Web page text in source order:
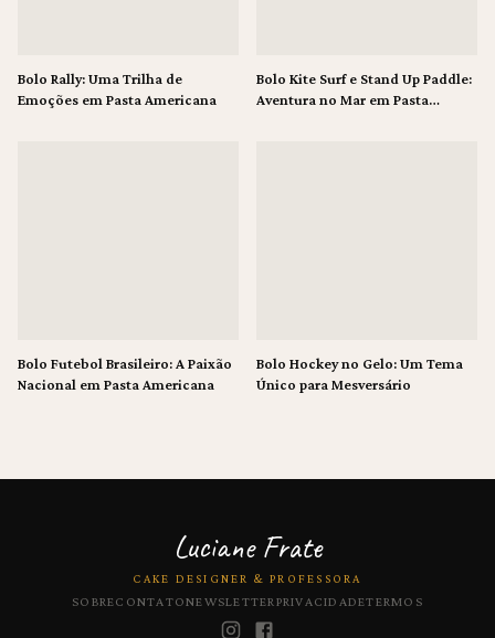
Bolo Rally: Uma Trilha de
Emoções em Pasta Americana
Bolo Kite Surf e Stand Up Paddle:
Aventura no Mar em Pasta
Bolo Futebol Brasileiro: A Paixão
Nacional em Pasta Americana
Bolo Hockey no Gelo: Um Tema
Único para Mesversário
Luciane Frate
CAKE DESIGNER & PROFESSORA
SOBRECONTATONEWSLETTERPRIVACIDADETERMOS